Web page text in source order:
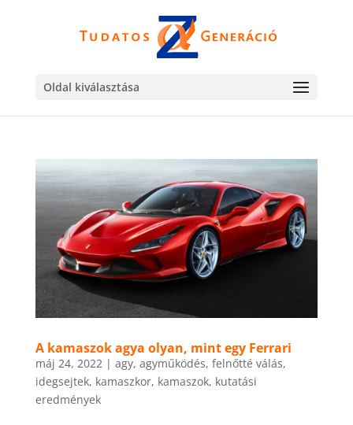
Oldal kiválasztása
A kamaszok agya olyan, mint egy Ferrari
máj 24, 2022 | agy, agyműködés, felnőtté válás,
idegsejtek, kamaszkor, kamaszok, kutatási
eredmények